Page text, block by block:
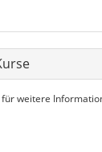
für weitere